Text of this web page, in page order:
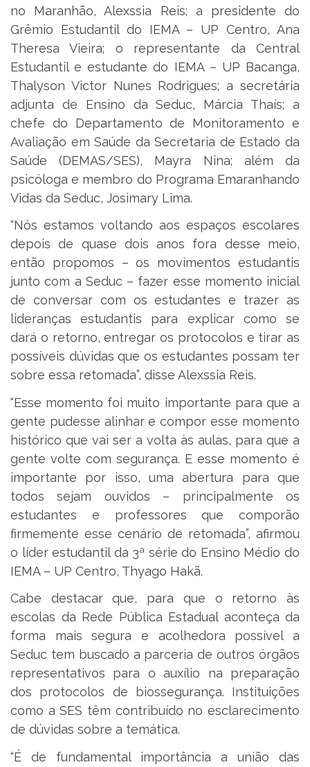
no Maranhão, Alexssia Reis; a presidente do
Grêmio Estudantil do IEMA – UP Centro, Ana
Theresa Vieira; o representante da Central
Estudantil e estudante do IEMA – UP Bacanga,
Thalyson Victor Nunes Rodrigues; a secretária
adjunta de Ensino da Seduc, Márcia Thaís; a
chefe do Departamento de Monitoramento e
Avaliação em Saúde da Secretaria de Estado da
Saúde (DEMAS/SES), Mayra Nina; além da
psicóloga e membro do Programa Emaranhando
Vidas da Seduc, Josimary Lima.
“Nós estamos voltando aos espaços escolares
depois de quase dois anos fora desse meio,
então propomos – os movimentos estudantis
junto com a Seduc – fazer esse momento inicial
de conversar com os estudantes e trazer as
lideranças estudantis para explicar como se
dará o retorno, entregar os protocolos e tirar as
possíveis dúvidas que os estudantes possam ter
sobre essa retomada”, disse Alexssia Reis.
“Esse momento foi muito importante para que a
gente pudesse alinhar e compor esse momento
histórico que vai ser a volta às aulas, para que a
gente volte com segurança. E esse momento é
importante por isso, uma abertura para que
todos sejam ouvidos – principalmente os
estudantes e professores que comporão
firmemente esse cenário de retomada”, afirmou
o líder estudantil da 3ª série do Ensino Médio do
IEMA – UP Centro, Thyago Hakã.
Cabe destacar que, para que o retorno às
escolas da Rede Pública Estadual aconteça da
forma mais segura e acolhedora possível a
Seduc tem buscado a parceria de outros órgãos
representativos para o auxílio na preparação
dos protocolos de biossegurança. Instituições
como a SES têm contribuído no esclarecimento
de dúvidas sobre a temática.
“É de fundamental importância a união das